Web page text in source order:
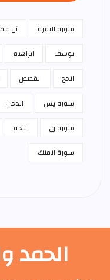
سورة البقرة آل
يوسف
ابراهيم
الحج
القصص
سورة يس
الدخان
سورة ق
النجم
سورة الملك
الحمد